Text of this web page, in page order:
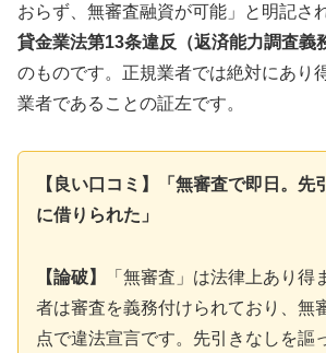
おらず、無審査融資が可能」と明記さ
貸金業法第13条違反（返済能力調査義
のものです。正規業者では絶対にあり
業者であることの証左です。
【良い口コミ】「無審査で即日。先
に借りられた」
【論破】
「無審査」は法律上あり得
者は審査を義務付けられており、無
点で違法宣言です。先引きなしを謳